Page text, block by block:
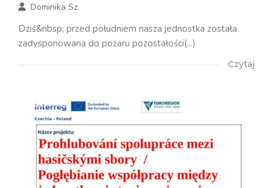
Dominika Sz
Dziś&nbsp; przed południem nasza jednostka została
zadysponowana do pożaru pozostałości(...)
Czytaj